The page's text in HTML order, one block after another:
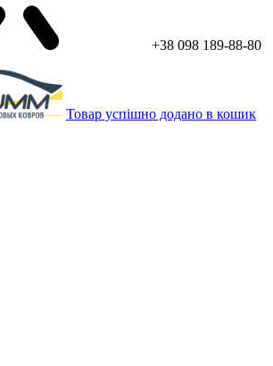
+38 098 189-88-80
Товар успішно додано в кошик